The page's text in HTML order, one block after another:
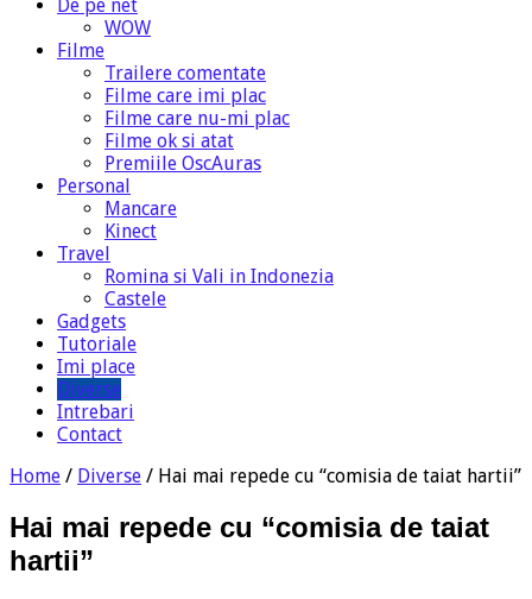
De pe net
WOW
Filme
Trailere comentate
Filme care imi plac
Filme care nu-mi plac
Filme ok si atat
Premiile OscAuras
Personal
Mancare
Kinect
Travel
Romina si Vali in Indonezia
Castele
Gadgets
Tutoriale
Imi place
Diverse
Intrebari
Contact
Home / Diverse / Hai mai repede cu “comisia de taiat hartii”
Hai mai repede cu “comisia de taiat
hartii”